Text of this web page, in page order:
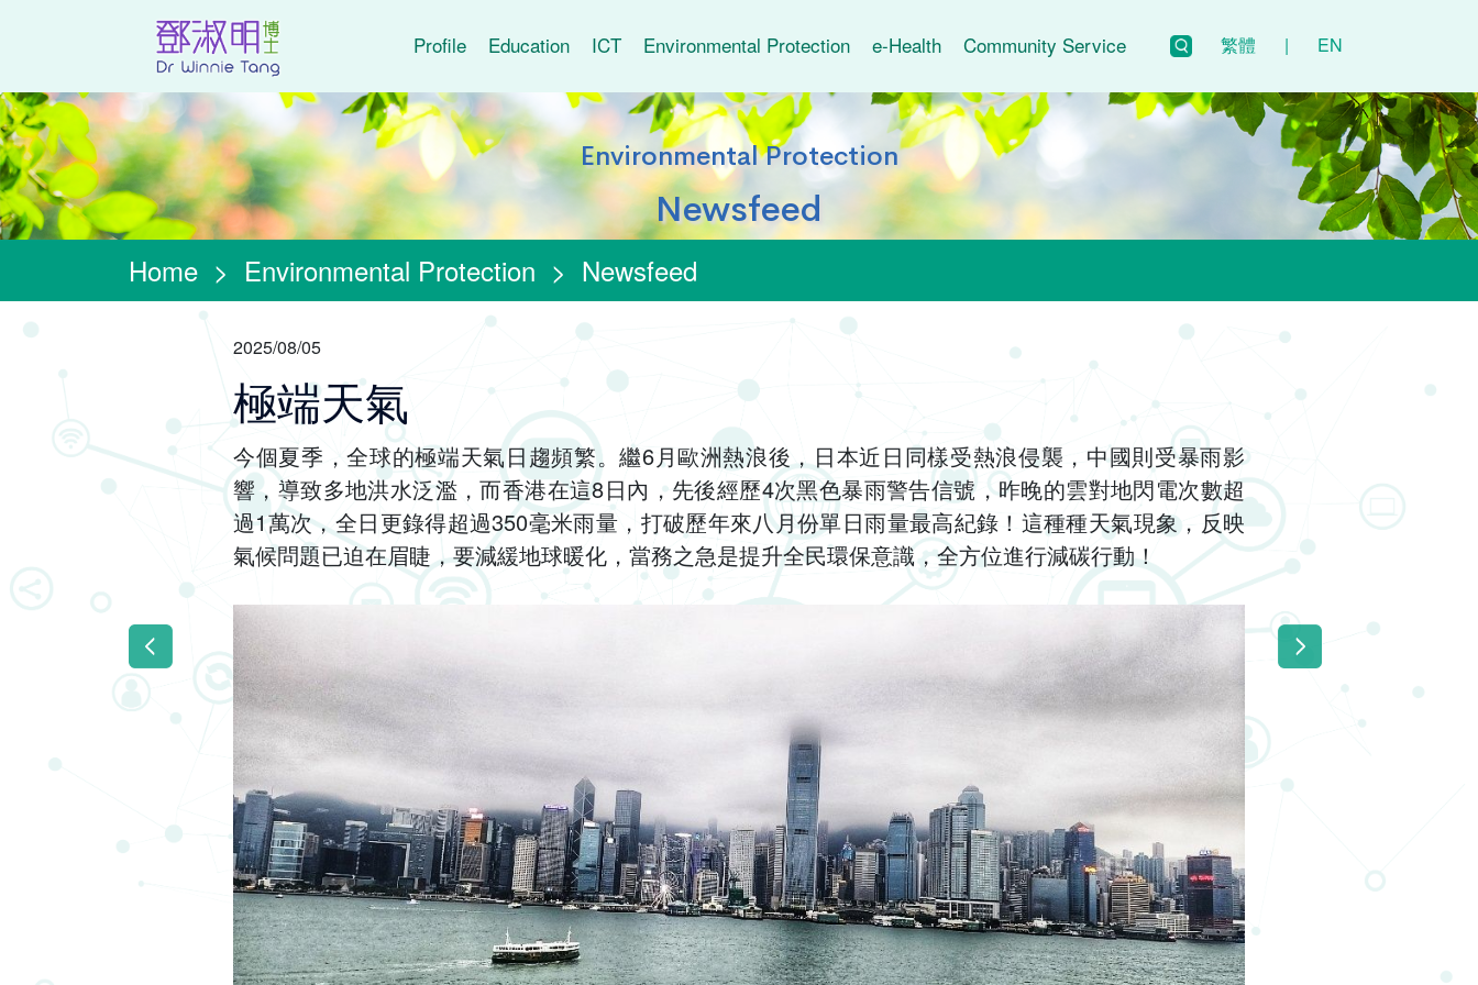
繁體 | EN
Profile Education ICT Environmental Protection e-Health Community Service
Environmental Protection
Newsfeed
Home > Environmental Protection > Newsfeed
2025/08/05
極端天氣
今個夏季，全球的極端天氣日趨頻繁。繼6月歐洲熱浪後，日本近日同樣受熱浪侵襲，中國則受暴雨影
響，導致多地洪水泛濫，而香港在這8日內，先後經歷4次黑色暴雨警告信號，昨晚的雲對地閃電次數超
過1萬次，全日更錄得超過350毫米雨量，打破歷年來八月份單日雨量最高紀錄！這種種天氣現象，反映
氣候問題已迫在眉睫，要減緩地球暖化，當務之急是提升全民環保意識，全方位進行減碳行動！